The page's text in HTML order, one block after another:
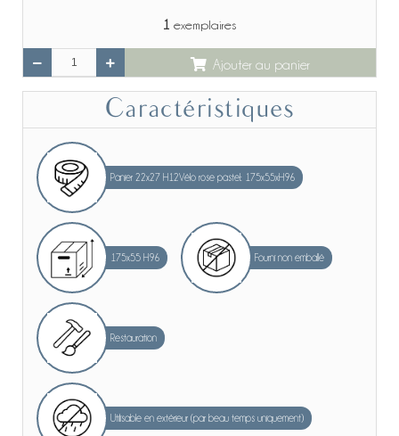
1 exemplaires
Ajouter au panier
Caractéristiques
Panier 22x27 H12Vélo rose pastel: 175x55xH96
175x55 H96 Fourni non emballé
Restauration
Utilisable en extérieur (par beau temps uniquement)